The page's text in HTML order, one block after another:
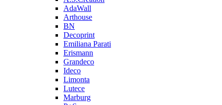
AdaWall
Arthouse
BN
Decoprint
Emiliana Parati
Erismann
Grandeco
Ideco
Limonta
Lutece
Marburg